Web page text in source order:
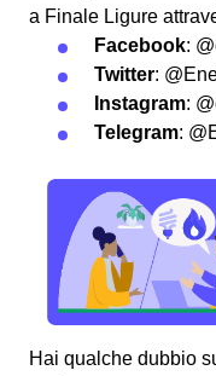
a Finale Ligure
Facebook:
Twitter:
Instagram:
Telegram:
Hai qualche dubbio